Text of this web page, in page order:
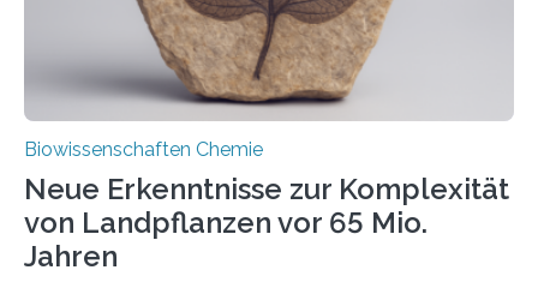
Fachzeitschrift…
Biowissenschaften Chemie
Neue Erkenntnisse zur Komplexität
von Landpflanzen vor 65 Mio.
Jahren